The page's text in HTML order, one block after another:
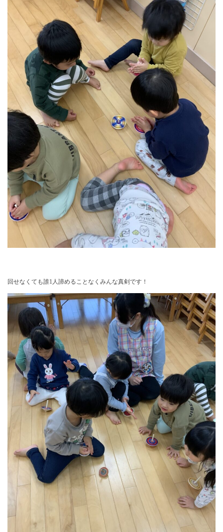
回せなくても誰1人諦めることなくみんな真剣です！